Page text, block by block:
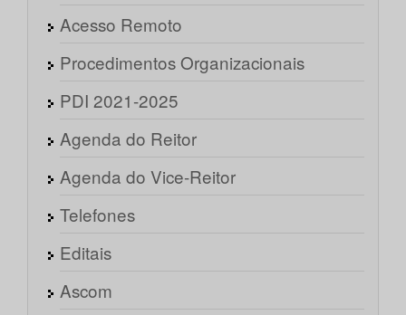
Acesso Remoto
Procedimentos Organizacionais
PDI 2021-2025
Agenda do Reitor
Agenda do Vice-Reitor
Telefones
Editais
Ascom